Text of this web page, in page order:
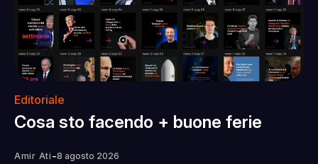
Editoriale
Cosa sto facendo + buone ferie
Amir Ati -8 agosto 2026